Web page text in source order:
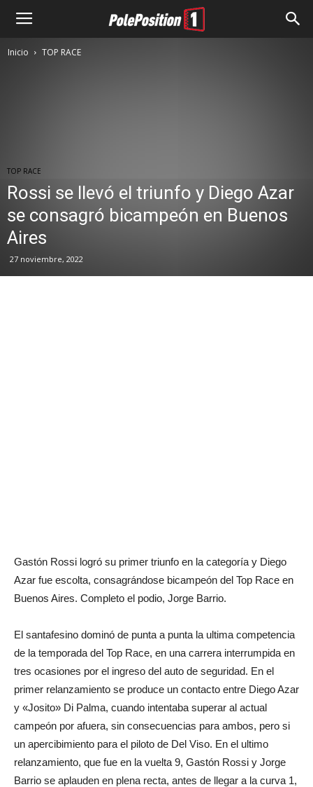
Inicio TOP RACE
TOP RACE
Rossi se llevó el triunfo y Diego Azar
se consagró bicampeón en Buenos
Aires
27 noviembre, 2022
Gastón Rossi logró su primer triunfo en la categoría y Diego
Azar fue escolta, consagrándose bicampeón del Top Race en
Buenos Aires. Completo el podio, Jorge Barrio.
El santafesino dominó de punta a punta la ultima competencia
de la temporada del Top Race, en una carrera interrumpida en
tres ocasiones por el ingreso del auto de seguridad. En el
primer relanzamiento se produce un contacto entre Diego Azar
y «Josito» Di Palma, cuando intentaba superar al actual
campeón por afuera, sin consecuencias para ambos, pero si
un apercibimiento para el piloto de Del Viso. En el ultimo
relanzamiento, que fue en la vuelta 9, Gastón Rossi y Jorge
Barrio se aplauden en plena recta, antes de llegar a la curva 1,